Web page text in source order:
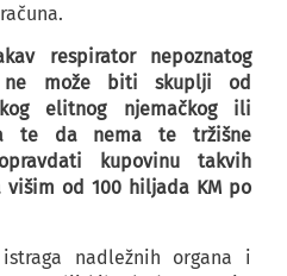
respirator nepoznatog
ne može biti skuplji od
elitnog njemačkog ili
te da nema te tržišne
kupovinu takvih
od 100 hiljada KM po
nadležnih organa i